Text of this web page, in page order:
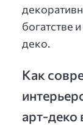
богатстве
деко.
Как
арт-деко